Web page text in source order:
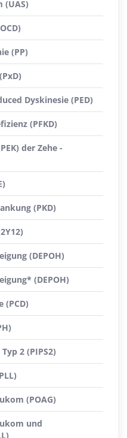
(UAS)
(PP)
Dyskinesie (PED)
(PFKD)
der Zehe -
(PKD)
(DEPOH)
(DEPOH)
(PCD)
2 (PIPS2)
(POAG)
und